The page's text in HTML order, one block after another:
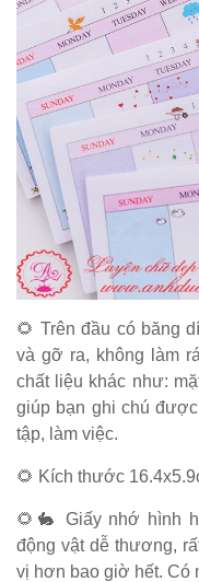
🌻 Trên đầu có băng
và gỡ ra, không làm
chất liệu khác như:
giúp bạn ghi chú
tập, làm việc.
🌻 Kích thước
🌻🐇 Giấy nhớ hình
động vật dễ thương,
vị hơn bao giờ hết. Có